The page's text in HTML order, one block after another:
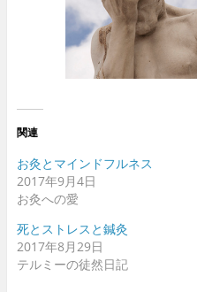
関連
お灸とマインドフルネス
2017年9月4日
お灸への愛
死とストレスと鍼灸
2017年8月29日
テルミーの徒然日記